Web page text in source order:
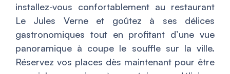
installez-vous confortablement au restaurant
Le Jules Verne et goûtez à ses délices
gastronomiques tout en profitant d’une vue
panoramique à coupe le souffle sur la ville.
Réservez vos places dès maintenant pour être